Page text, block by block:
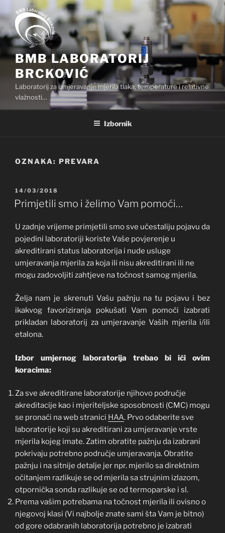
Preskoči
na
sadržaj
BMB LABORATORIJ
BRCKOVIĆ
Laboratorij za umjeravanje mjerila tlaka, temperature i relativne
vlažnosti…
Izbornik
OZNAKA: PREVARA
OBJAVLJENO
14/03/2018
Primjetili smo i želimo Vam pomoći…
U zadnje vrijeme primjetili smo sve učestaliju pojavu da
pojedini laboratoriji koriste Vaše povjerenje u
akreditirani status laboratorija i nude usluge
umjeravanja mjerila za koja ili nisu akreditirani ili ne
mogu zadovoljiti zahtjeve na točnost samog mjerila.
Želja nam je skrenuti Vašu pažnju na tu pojavu i bez
ikakvog favoriziranja pokušati Vam pomoći izabrati
prikladan laboratorij za umjeravanje Vaših mjerila i/ili
etalona.
Izbor umjernog laboratorija trebao bi ići ovim
koracima:
Za sve akreditirane laboratorije njihovo područje
akreditacije kao i mjeriteljske sposobnosti (CMC) mogu
se pronaći na web stranici HAA. Prvo odaberite sve
laboratorije koji su akreditirani za umjeravanje vrste
mjerila kojeg imate. Zatim obratite pažnju da izabrani
pokrivaju potrebno područje umjeravanja. Obratite
pažnju i na sitnije detalje jer npr. mjerilo sa direktnim
očitanjem razlikuje se od mjerila sa strujnim izlazom,
otpornička sonda razlikuje se od termoparske i sl.
Prema vašim potrebama na točnost mjerila ili ovisno o
njegovoj klasi (Vi najbolje znate sami šta Vam je bitno)
od gore odabranih laboratorija potrebno je izabrati